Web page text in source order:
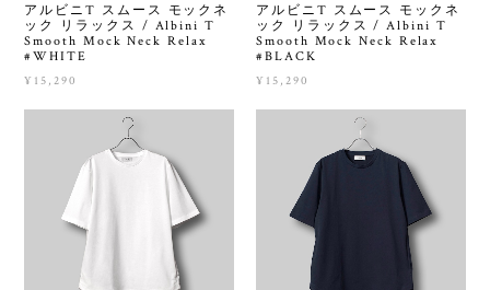
アルビニT スムース モックネ
ック リラックス / Albini T
Smooth Mock Neck Relax
#WHITE
¥15,290
アルビニT スムース モックネ
ック リラックス / Albini T
Smooth Mock Neck Relax
#BLACK
¥15,290